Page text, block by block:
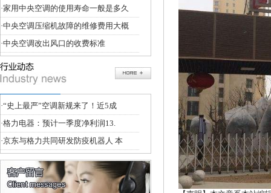
·家用中央空调的使用寿命一般是多久
·中央空调压缩机故障的维修费用大概
·中央空调改出风口的收费标准
·“史上最严”空调新规来了！近5成
·格力电器：预计一季度净利润13.
·京东与格力共同研发防疫机器人 本